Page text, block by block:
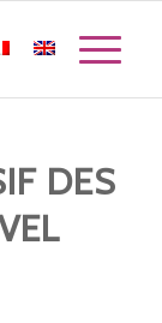
DES